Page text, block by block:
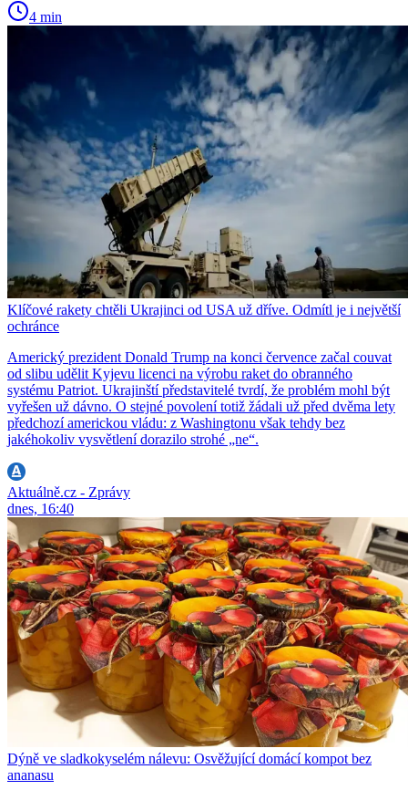
4 min
Klíčové rakety chtěli Ukrajinci od USA už dříve. Odmítl je i největší
ochránce
Americký prezident Donald Trump na konci července začal couvat
od slibu udělit Kyjevu licenci na výrobu raket do obranného
systému Patriot. Ukrajinští představitelé tvrdí, že problém mohl být
vyřešen už dávno. O stejné povolení totiž žádali už před dvěma lety
předchozí americkou vládu: z Washingtonu však tehdy bez
jakéhokoliv vysvětlení dorazilo strohé „ne“.
Aktuálně.cz - Zprávy
dnes, 16:40
Dýně ve sladkokyselém nálevu: Osvěžující domácí kompot bez
ananasu